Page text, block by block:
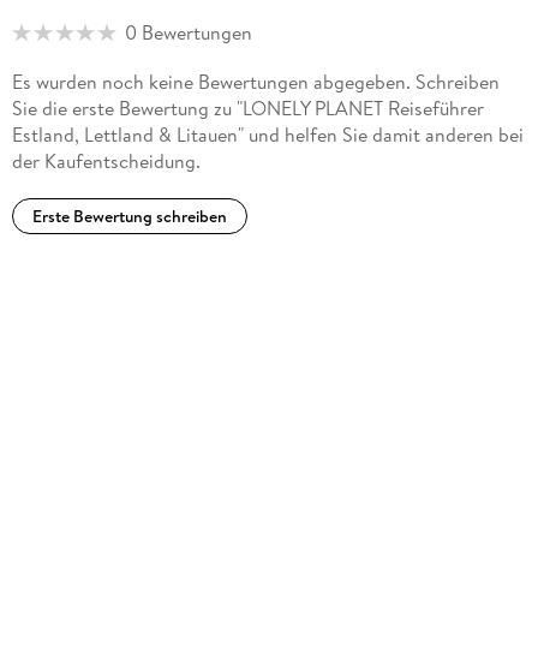
0 Bewertungen
Es wurden noch keine Bewertungen abgegeben. Schreiben
Sie die erste Bewertung zu "LONELY PLANET Reiseführer
Estland, Lettland & Litauen" und helfen Sie damit anderen bei
der Kaufentscheidung.
Erste Bewertung schreiben